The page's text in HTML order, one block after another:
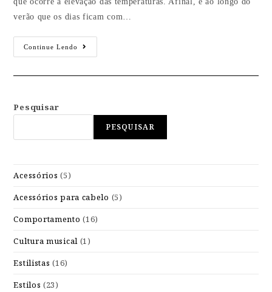
verão que os dias ficam com…
Continue Lendo
Pesquisar
PESQUISAR
Acessórios (5)
Acessórios para cabelo (5)
Comportamento (16)
Cultura musical (1)
Estilistas (16)
Estilos (23)